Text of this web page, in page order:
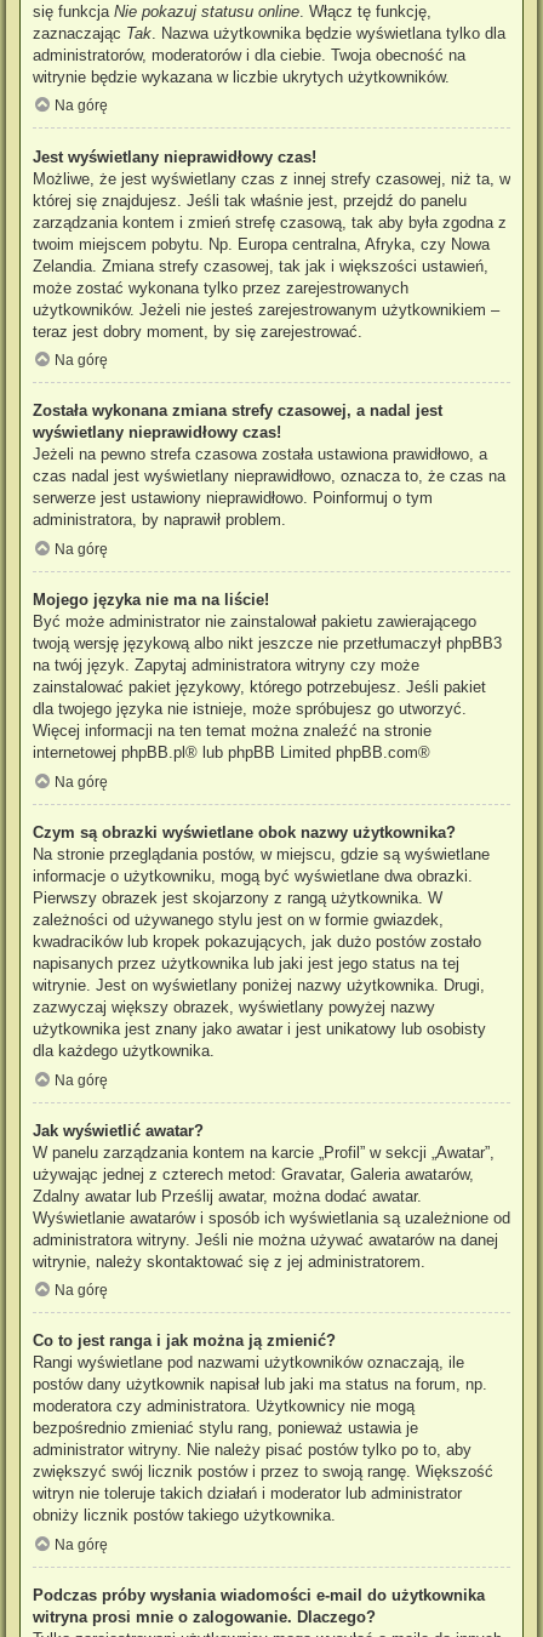
się funkcja Nie pokazuj statusu online . Włącz tę funkcję,
zaznaczając Tak . Nazwa użytkownika będzie wyświetlana tylko dla
administratorów, moderatorów i dla ciebie. Twoja obecność na
witrynie będzie wykazana w liczbie ukrytych użytkowników.
Na górę
Jest wyświetlany nieprawidłowy czas!
Możliwe, że jest wyświetlany czas z innej strefy czasowej, niż ta, w
której się znajdujesz. Jeśli tak właśnie jest, przejdź do panelu
zarządzania kontem i zmień strefę czasową, tak aby była zgodna z
twoim miejscem pobytu. Np. Europa centralna, Afryka, czy Nowa
Zelandia. Zmiana strefy czasowej, tak jak i większości ustawień,
może zostać wykonana tylko przez zarejestrowanych
użytkowników. Jeżeli nie jesteś zarejestrowanym użytkownikiem –
teraz jest dobry moment, by się zarejestrować.
Na górę
Została wykonana zmiana strefy czasowej, a nadal jest
wyświetlany nieprawidłowy czas!
Jeżeli na pewno strefa czasowa została ustawiona prawidłowo, a
czas nadal jest wyświetlany nieprawidłowo, oznacza to, że czas na
serwerze jest ustawiony nieprawidłowo. Poinformuj o tym
administratora, by naprawił problem.
Na górę
Mojego języka nie ma na liście!
Być może administrator nie zainstalował pakietu zawierającego
twoją wersję językową albo nikt jeszcze nie przetłumaczył phpBB3
na twój język. Zapytaj administratora witryny czy może
zainstalować pakiet językowy, którego potrzebujesz. Jeśli pakiet
dla twojego języka nie istnieje, może spróbujesz go utworzyć.
Więcej informacji na ten temat można znaleźć na stronie
internetowej phpBB.pl ® lub phpBB Limited phpBB.com®
Na górę
Czym są obrazki wyświetlane obok nazwy użytkownika?
Na stronie przeglądania postów, w miejscu, gdzie są wyświetlane
informacje o użytkowniku, mogą być wyświetlane dwa obrazki.
Pierwszy obrazek jest skojarzony z rangą użytkownika. W
zależności od używanego stylu jest on w formie gwiazdek,
kwadracików lub kropek pokazujących, jak dużo postów zostało
napisanych przez użytkownika lub jaki jest jego status na tej
witrynie. Jest on wyświetlany poniżej nazwy użytkownika. Drugi,
zazwyczaj większy obrazek, wyświetlany powyżej nazwy
użytkownika jest znany jako awatar i jest unikatowy lub osobisty
dla każdego użytkownika.
Na górę
Jak wyświetlić awatar?
W panelu zarządzania kontem na karcie „Profil” w sekcji „Awatar”,
używając jednej z czterech metod: Gravatar, Galeria awatarów,
Zdalny awatar lub Prześlij awatar, można dodać awatar.
Wyświetlanie awatarów i sposób ich wyświetlania są uzależnione od
administratora witryny. Jeśli nie można używać awatarów na danej
witrynie, należy skontaktować się z jej administratorem.
Na górę
Co to jest ranga i jak można ją zmienić?
Rangi wyświetlane pod nazwami użytkowników oznaczają, ile
postów dany użytkownik napisał lub jaki ma status na forum, np.
moderatora czy administratora. Użytkownicy nie mogą
bezpośrednio zmieniać stylu rang, ponieważ ustawia je
administrator witryny. Nie należy pisać postów tylko po to, aby
zwiększyć swój licznik postów i przez to swoją rangę. Większość
witryn nie toleruje takich działań i moderator lub administrator
obniży licznik postów takiego użytkownika.
Na górę
Podczas próby wysłania wiadomości e-mail do użytkownika
witryna prosi mnie o zalogowanie. Dlaczego?